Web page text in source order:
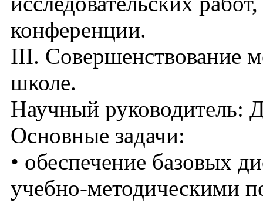
конференции.
III. Совершенствование
школе.
Научный
Основные задачи:
• обеспечение базовых
учебно-методическими